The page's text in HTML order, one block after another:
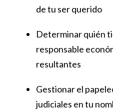
de tu ser querido
Determinar quién
responsable
resultantes
Gestionar el
judiciales en tu